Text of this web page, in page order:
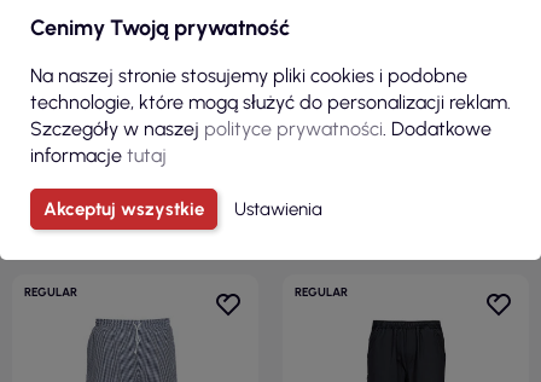
ZOBACZ
( 91,02 zł brutto )
pro s/s czarny Portwest
czarny Portwest
REGULAR REGULAR
Cenimy Twoją prywatność
Na naszej stronie stosujemy pliki cookies i podobne
technologie, które mogą służyć do personalizacji reklam.
Szczegóły w naszej polityce prywatności. Dodatkowe
informacje tutaj
Akceptuj wszystkie Ustawienia